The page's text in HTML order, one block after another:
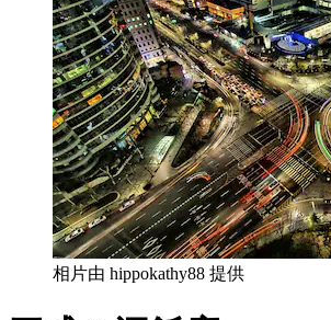
相片由 hippokathy88 提供